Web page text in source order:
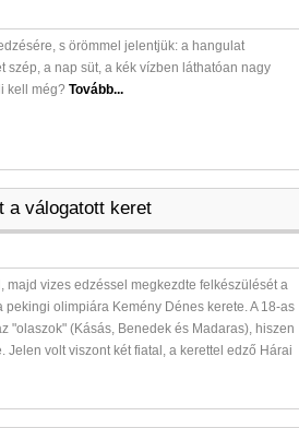
s örömmel jelentjük: a hangulat
szép, a nap süt, a kék vízben láthatóan nagy
kell még?Tovább...
a válogatott keret
majd vizes edzéssel megkezdte felkészülését a
olimpiára Kemény Dénes kerete. A 18-as
"olaszok" (Kásás, Benedek és Madaras), hiszen
Jelen volt viszont két fiatal, a kerettel edző Hárai